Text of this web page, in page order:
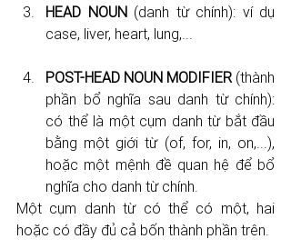
HEAD NOUN (danh từ chính): ví dụ
case, liver, heart, lung,...
POST-HEAD NOUN MODIFIER (thành
phần bổ nghĩa sau danh từ chính):
có thể là một cụm danh từ bắt đầu
bằng một giới từ (of, for, in, on,...),
hoặc một mệnh đề quan hệ để bổ
nghĩa cho danh từ chính.
Một cụm danh từ có thể có một, hai